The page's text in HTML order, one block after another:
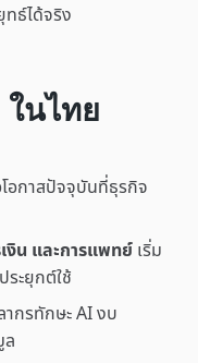
ธ์ได้จริง
นไทย
อกาสปัจจุบันที่ธุรกิจ
งิน และการแพทย์ เริ่ม
ระยุกต์ใช้
กรทักษะ AI งบ
ล